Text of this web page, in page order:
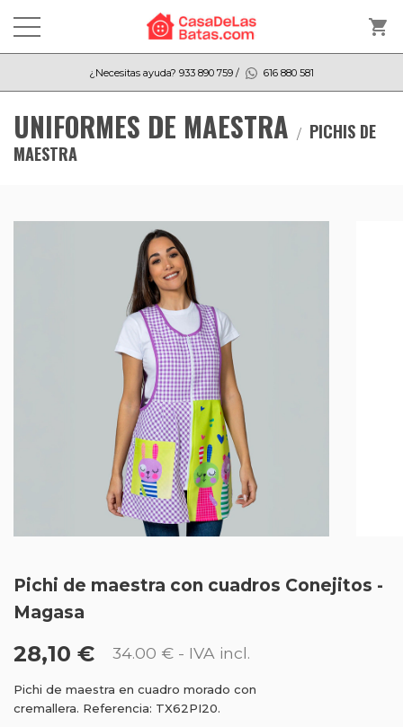
shopping_cart
¿Necesitas ayuda? 933 890 759 / 616 880 581
UNIFORMES DE MAESTRA
PICHIS DE
MAESTRA
Pichi de maestra con cuadros Conejitos -
Magasa
28,10 € 34.00 € - IVA incl.
Pichi de maestra en cuadro morado con
cremallera. Referencia: TX62PI20.